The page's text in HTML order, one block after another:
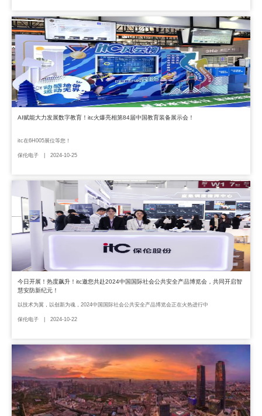
AI赋能大力发展数字教育！itc火爆亮相第84届中国教育装备展示会！
itc在6H005展位等您！
保伦电子 | 2024-10-25
今日开展！热度飙升！itc邀您共赴2024中国国际社会公共安全产品博览会，共同开启智
慧安防新纪元！
以技术为翼，以创新为魂，2024中国国际社会公共安全产品博览会正在火热进行中
保伦电子 | 2024-10-22